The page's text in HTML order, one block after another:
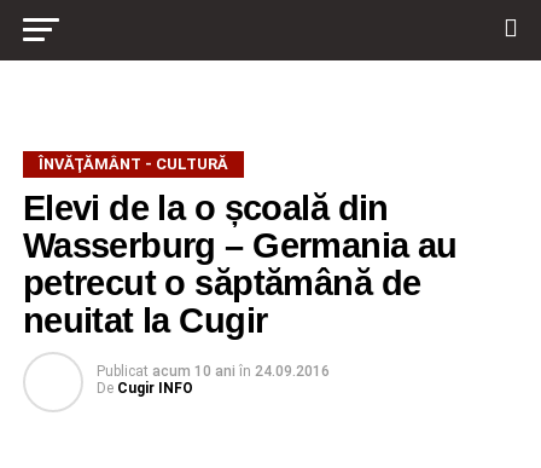
ÎNVĂŢĂMÂNT - CULTURĂ
Elevi de la o școală din
Wasserburg – Germania au
petrecut o săptămână de
neuitat la Cugir
Publicat acum 10 ani în 24.09.2016
De Cugir INFO